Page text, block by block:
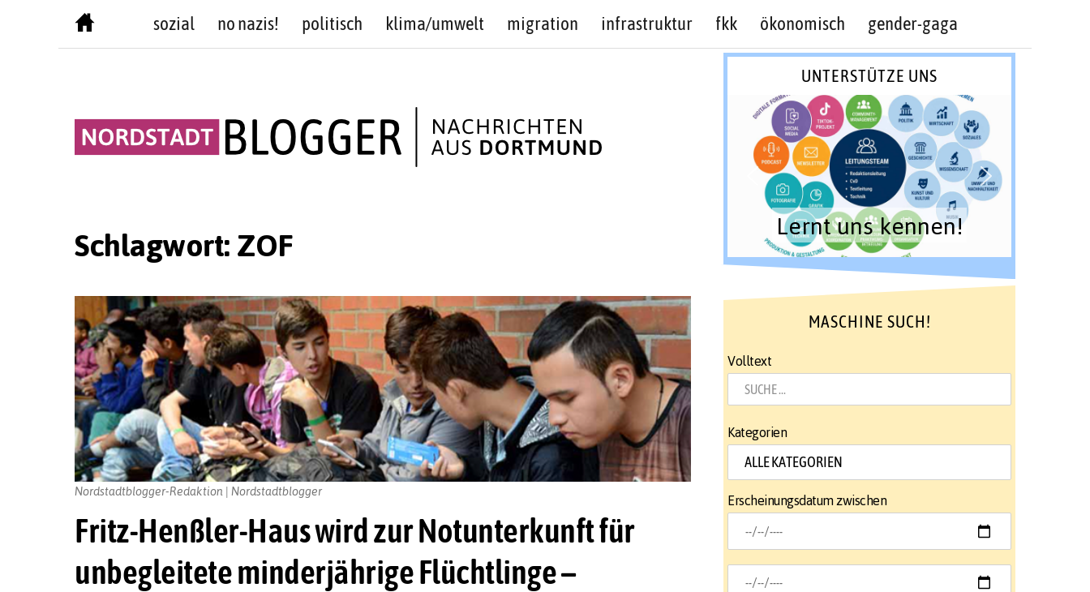
sozial no nazis! politisch klima/umwelt migration infrastruktur fkk ökonomisch gender-gaga
Schlagwort: ZOF
Fritz-Henßler-Haus wird zur Notunterkunft für
unbegleitete minderjährige Flüchtlinge –
Nordstadtblogger-Redaktion | Nordstadtblogger
UNTERSTÜTZE UNS
Lernt uns kennen!
MASCHINE SUCH!
Volltext
Kategorien
Erscheinungsdatum zwischen